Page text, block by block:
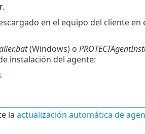
.
en el equipo del cliente en
(Windows) o
instalación del agente:
la actualización automática de